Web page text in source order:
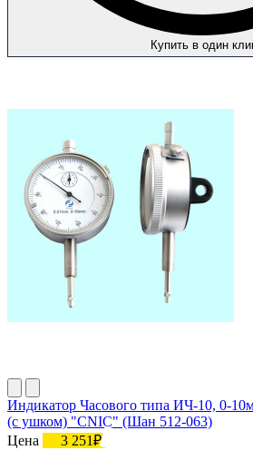
Купить в один
Индикатор Часового типа ИЧ-10, 0-
(с ушком) "CNIC" (Шан 512-063)
Цена
3 251₽